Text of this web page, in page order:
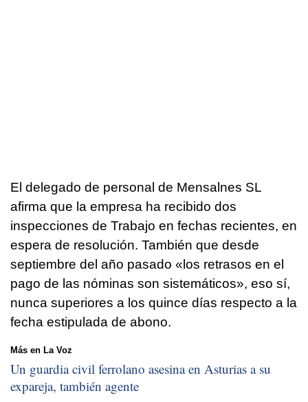
El delegado de personal de Mensalnes SL
afirma que la empresa ha recibido dos
inspecciones de Trabajo en fechas recientes, en
espera de resolución. También que desde
septiembre del año pasado «los retrasos en el
pago de las nóminas son sistemáticos», eso sí,
nunca superiores a los quince días respecto a la
fecha estipulada de abono.
Más en La Voz
Un guardia civil ferrolano asesina en Asturias a su
expareja, también agente